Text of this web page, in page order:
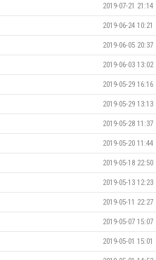
2019-07-21 21:14
2019-06-24 10:21
2019-06-05 20:37
2019-06-03 13:02
2019-05-29 16:16
2019-05-29 13:13
2019-05-28 11:37
2019-05-20 11:44
2019-05-18 22:50
2019-05-13 12:23
2019-05-11 22:27
2019-05-07 15:07
2019-05-01 15:01